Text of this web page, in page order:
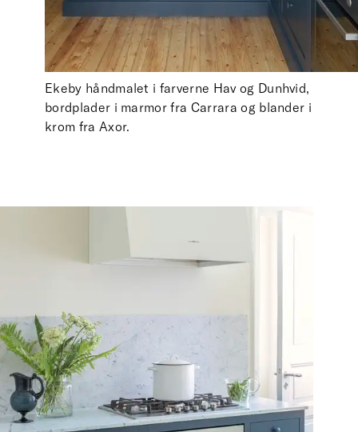
Ekeby håndmalet i farverne Hav og Dunhvid,
bordplader i marmor fra Carrara og blander i
krom fra Axor.